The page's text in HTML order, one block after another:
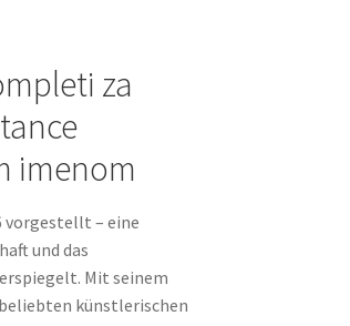
za
imenom
vorgestellt – eine
und das
Mit seinem
künstlerischen